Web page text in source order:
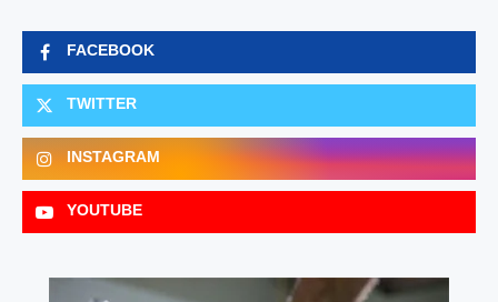
FACEBOOK
TWITTER
INSTAGRAM
YOUTUBE